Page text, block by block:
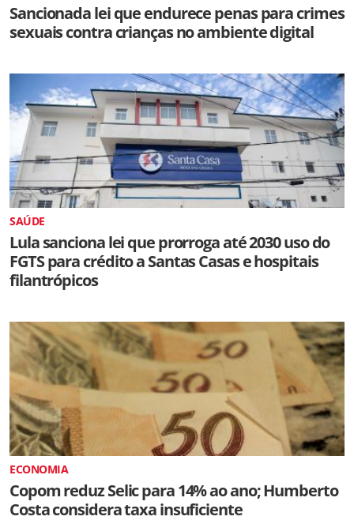
Sancionada lei que endurece penas para crimes
sexuais contra crianças no ambiente digital
SAÚDE
Lula sanciona lei que prorroga até 2030 uso do
FGTS para crédito a Santas Casas e hospitais
filantrópicos
ECONOMIA
Copom reduz Selic para 14% ao ano; Humberto
Costa considera taxa insuficiente